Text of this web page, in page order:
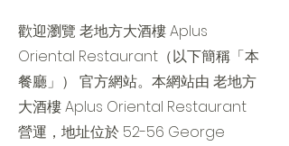
歡迎瀏覽 老地方大酒樓 Aplus
Oriental Restaurant（以下簡稱「本
餐廳」） 官方網站。本網站由 老地方
大酒樓 Aplus Oriental Restaurant
營運，地址位於 52-56 George